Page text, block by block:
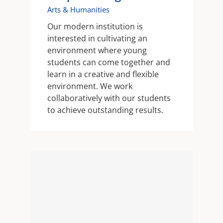
Arts & Humanities
Our modern institution is
interested in cultivating an
environment where young
students can come together and
learn in a creative and flexible
environment. We work
collaboratively with our students
to achieve outstanding results.